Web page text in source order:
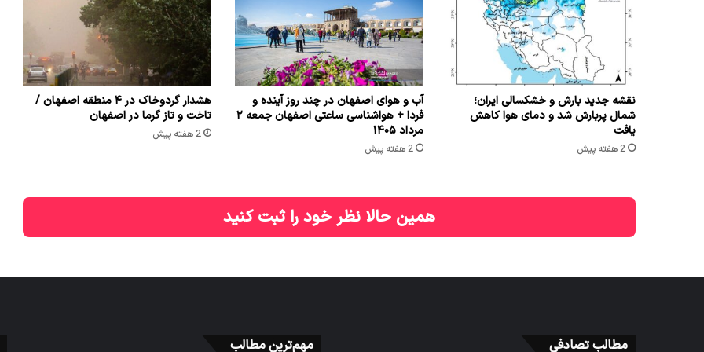
نقشه جدید بارش و خشکسالی ایران؛
شمال پربارش شد و دمای هوا کاهش
یافت
2 هفته پیش
آب و هوای اصفهان در چند روز آینده و
فردا + هواشناسی ساعتی اصفهان جمعه ۲
مرداد ۱۴۰۵
2 هفته پیش
هشدار گردوخاک در ۴ منطقه اصفهان /
تاخت و تاز گرما در اصفهان
2 هفته پیش
همین حالا نظر خود را ثبت کنید
مطالب تصادفی مهم‌ترین مطالب